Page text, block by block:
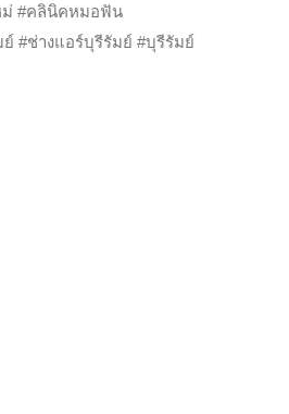
ม่ #คลินิคหมอฟัน
#ช่างแอร์บุรีรัมย์ #บุรีรัมย์